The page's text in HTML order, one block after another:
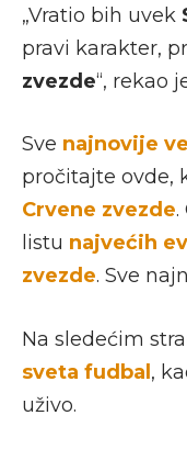
„Vratio bih uvek
pravi karakter,
zvezde“, rekao
Sve najnovije
pročitajte ovde,
Crvene zvezde.
listu najvećih
zvezde. Sve
Na sledećim
sveta fudbal ,
uživo.